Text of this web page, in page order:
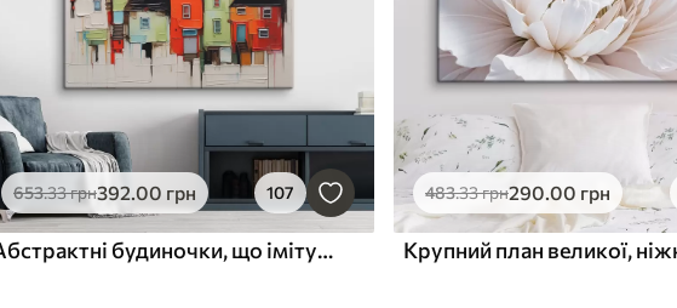
653.33грн392.00 грн 107
Абстрактні будиночки, що імітують мазок пензля
483.33грн290.00 грн